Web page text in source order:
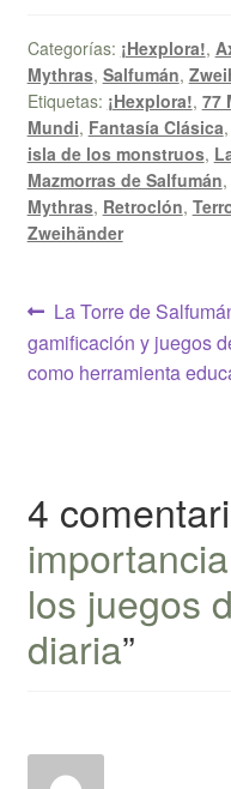
Categorías: ¡Hexplora!,
Mythras, Salfumán,
Etiquetas: ¡Hexplora!, 77
Mundi, Fantasía Clásica,
isla de los monstruos,
Mazmorras de Salfumán,
Mythras, Retroclón,
Zweihänder
Navegación
de
Anterior:
La Torre de
gamificación y juegos
como herramienta
4
los juegos
diaria”